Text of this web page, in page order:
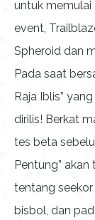
untuk memulai
event,
Spheroid dan
Pada saat
Raja Iblis”
dirilis! Berkat
tes beta
Pentung”
tentang
bisbol, dan